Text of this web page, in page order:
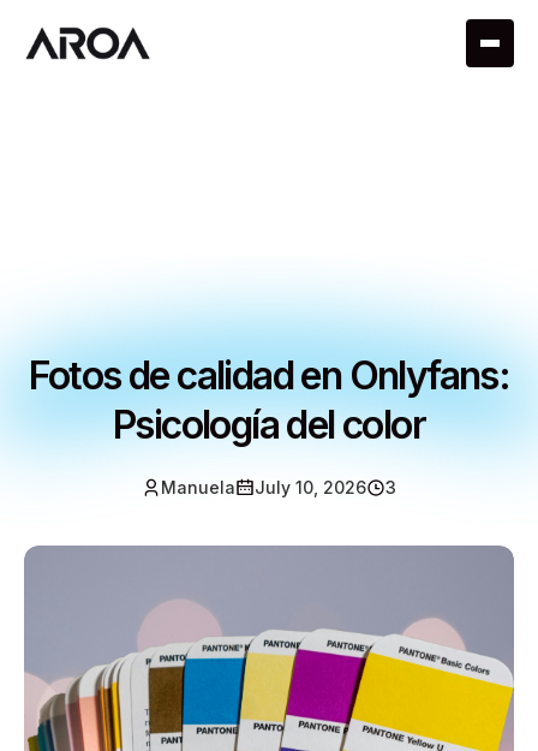
Fotos de calidad en Onlyfans:
Psicología del color
Manuela July 10, 2026 3